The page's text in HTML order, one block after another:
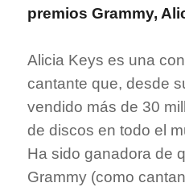
premios Grammy,
Alicia Keys es una
cantante que, desde
vendido más de 30
de discos en todo el
Ha sido ganadora de
Grammy (como